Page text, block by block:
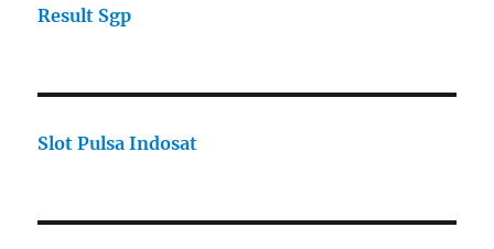
Result Sgp
Slot Pulsa Indosat